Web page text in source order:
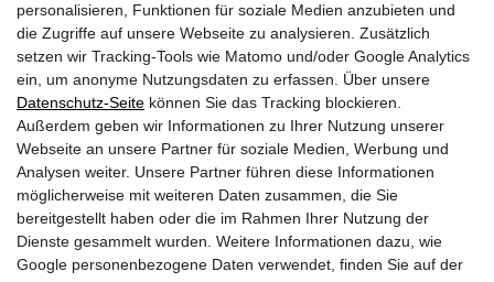
personalisieren, Funktionen für soziale Medien anzubieten und
die Zugriffe auf unsere Webseite zu analysieren. Zusätzlich
setzen wir Tracking-Tools wie Matomo und/oder Google Analytics
ein, um anonyme Nutzungsdaten zu erfassen. Über unsere
Datenschutz-Seite können Sie das Tracking blockieren.
Außerdem geben wir Informationen zu Ihrer Nutzung unserer
Webseite an unsere Partner für soziale Medien, Werbung und
Analysen weiter. Unsere Partner führen diese Informationen
möglicherweise mit weiteren Daten zusammen, die Sie
bereitgestellt haben oder die im Rahmen Ihrer Nutzung der
Dienste gesammelt wurden. Weitere Informationen dazu, wie
Google personenbezogene Daten verwendet, finden Sie auf der
September
HEUTE
2027
September 2027
Es wurden leider keine Veranstaltungen gefunden ....